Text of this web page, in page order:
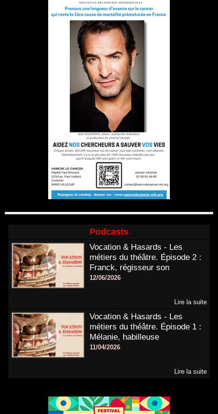
Podcasts
Vocation & Hasards - Les
métiers du théâtre. Épisode 2 :
Franck, régisseur son
12/06/2026
Lire la suite
Vocation & Hasards - Les
métiers du théâtre. Épisode 1 :
Mélanie, habilleuse
11/04/2026
Lire la suite